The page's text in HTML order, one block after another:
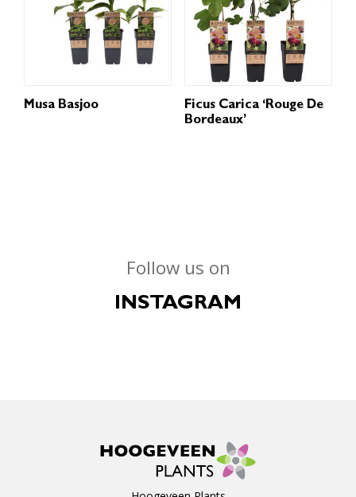
Musa Basjoo
Ficus Carica ‘Rouge De
Bordeaux’
Follow us on
INSTAGRAM